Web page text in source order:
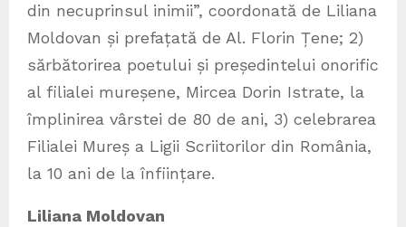
din necuprinsul inimii”, coordonată de Liliana
Moldovan și prefațată de Al. Florin Țene; 2)
sărbătorirea poetului și președintelui onorific
al filialei mureșene, Mircea Dorin Istrate, la
împlinirea vârstei de 80 de ani, 3) celebrarea
Filialei Mureș a Ligii Scriitorilor din România,
la 10 ani de la înființare.
Liliana Moldovan